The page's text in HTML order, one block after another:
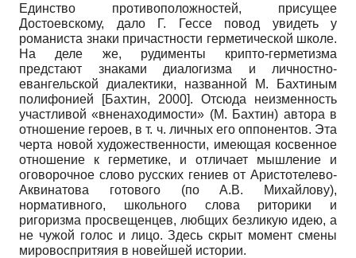
Единство противоположностей, присущее
Достоевскому, дало Г. Гессе повод увидеть у
романиста знаки причастности герметической школе.
На деле же, рудименты крипто-герметизма
предстают знаками диалогизма и личностно-
евангельской диалектики, названной М. Бахтиным
полифонией
[Бахтин, 2000]. Отсюда неизменность
участливой «вненаходимости» (М. Бахтин) автора в
отношение героев, в т. ч. личных его оппонентов. Эта
черта новой художественности, имеющая косвенное
отношение к герметике, и отличает мышление и
оговорочное слово русских гениев от Аристотелево-
Аквинатова готового (по А.В. Михайлову),
нормативного, школьного слова риторики и
ригоризма просвещенцев, любщих безликую идею, а
не чужой голос и лицо. Здесь скрыт момент смены
мировоспритяия в новейшей истории.